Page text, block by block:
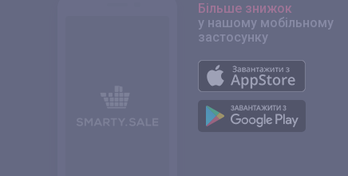
Більше знижок
у нашому мобільному
застосунку